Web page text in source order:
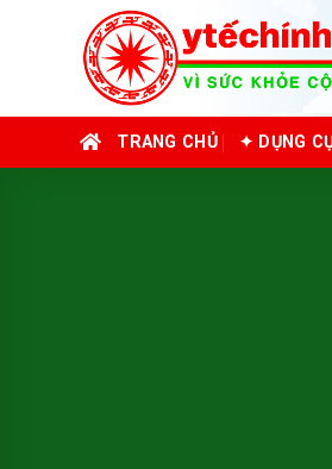
TRANG CHỦ ✦ DỤNG